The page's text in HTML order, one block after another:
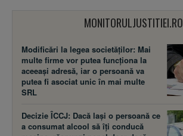
MONITORULJUSTITIEI.RO
Modificări la legea societăţilor: Mai
multe firme vor putea funcţiona la
aceeaşi adresă, iar o persoană va
putea fi asociat unic în mai multe
SRL
Decizie ÎCCJ: Dacă laşi o persoană ce
a consumat alcool să îţi conducă